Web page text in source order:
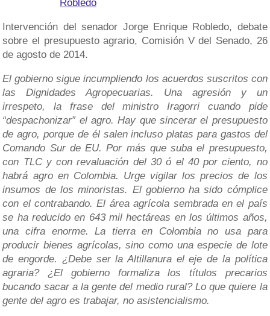
Intervención del senador Jorge Enrique Robledo, debate
sobre el presupuesto agrario, Comisión V del Senado, 26
de agosto de 2014.
El gobierno sigue incumpliendo los acuerdos suscritos con
las Dignidades Agropecuarias. Una agresión y un
irrespeto, la frase del ministro Iragorri cuando pide
“despachonizar” el agro. Hay que sincerar el presupuesto
de agro, porque de él salen incluso platas para gastos del
Comando Sur de EU. Por más que suba el presupuesto,
con TLC y con revaluación del 30 ó el 40 por ciento, no
habrá agro en Colombia. Urge vigilar los precios de los
insumos de los minoristas. El gobierno ha sido cómplice
con el contrabando. El área agrícola sembrada en el país
se ha reducido en 643 mil hectáreas en los últimos años,
una cifra enorme. La tierra en Colombia no usa para
producir bienes agrícolas, sino como una especie de lote
de engorde. ¿Debe ser la Altillanura el eje de la política
agraria? ¿El gobierno formaliza los títulos precarios
bucando sacar a la gente del medio rural? Lo que quiere la
gente del agro es trabajar, no asistencialismo.